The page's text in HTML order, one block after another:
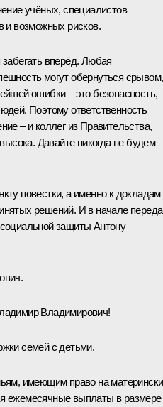
учёных, специалистов
и возможных рисков.
вперёд. Любая
могут обернуться срывом,
ошибки – это безопасность,
Поэтому ответственность
– и коллег из Правительства,
Давайте никогда не будем
повестки, а именно к докладам
решений. И в начале
защиты Антону
Владимирович!
семей с детьми.
имеющим право на
ежемесячные выплаты в размере